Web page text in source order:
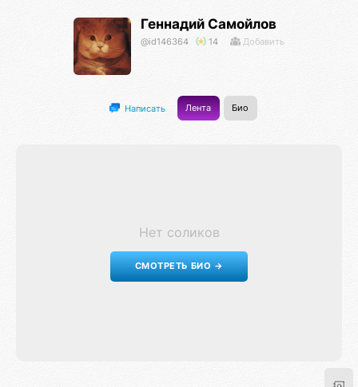
Геннадий Самойлов
@id146364 14 Добавить
Написать Лента Био
Нет соликов
СМОТРЕТЬ БИО →